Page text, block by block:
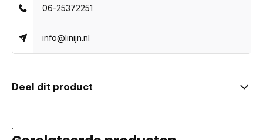
06-25372251
info@linijn.nl
Deel dit product
.